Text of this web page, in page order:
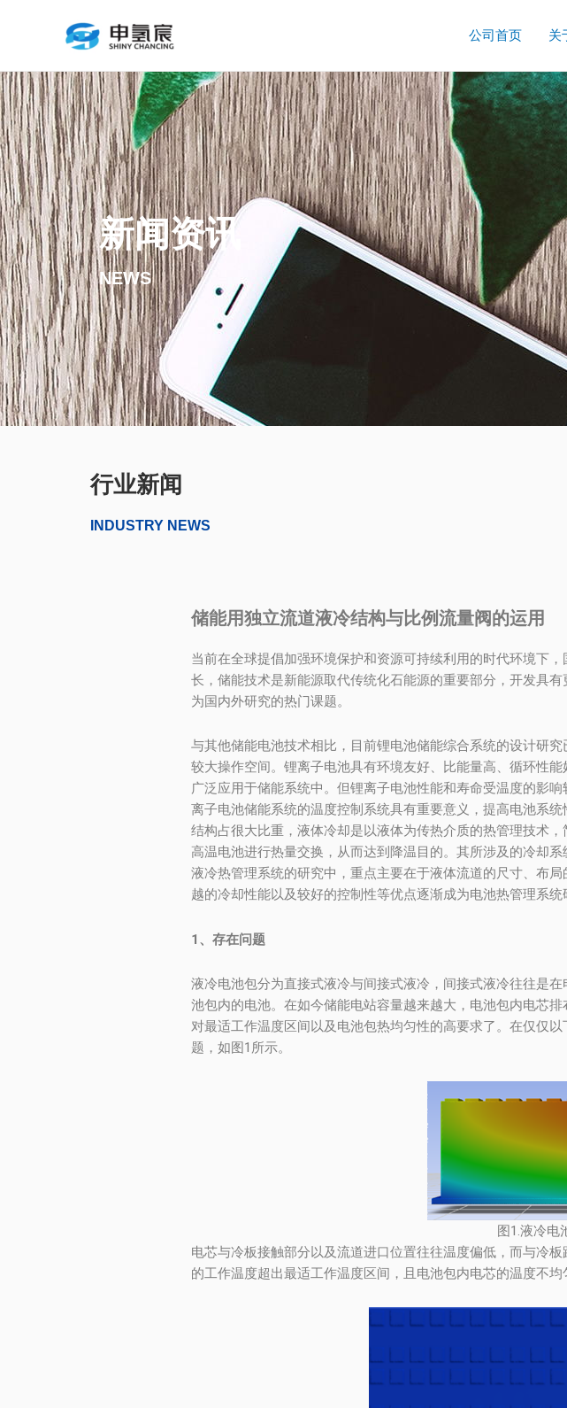
容
公司首页 关
新闻资讯
NEWS
行业新闻
INDUSTRY NEWS
储能用独立流道液冷结构与比例流量阀的运用
当前在全球提倡加强环境保护和资源可持续利用的时代环境下
长，储能技术是新能源取代传统化石能源的重要部分，开发具
为国内外研究的热门课题。
与其他储能电池技术相比，目前锂电池储能综合系统的设计研
较大操作空间。锂离子电池具有环境友好、比能量高、循环性
广泛应用于储能系统中。但锂离子电池性能和寿命受温度的影
离子电池储能系统的温度控制系统具有重要意义，提高电池系
结构占很大比重，液体冷却是以液体为传热介质的热管理技术
高温电池进行热量交换，从而达到降温目的。其所涉及的冷却
液冷热管理系统的研究中，重点主要在于液体流道的尺寸、布
越的冷却性能以及较好的控制性等优点逐渐成为电池热管理系
1、存在问题
液冷电池包分为直接式液冷与间接式液冷，间接式液冷往往是
池包内的电池。在如今储能电站容量越来越大，电池包内电芯
对最适工作温度区间以及电池包热均匀性的高要求了。在仅仅
题，如图1所示。
图1.液冷电
电芯与冷板接触部分以及流道进口位置往往温度偏低，而与冷
的工作温度超出最适工作温度区间，且电池包内电芯的温度不